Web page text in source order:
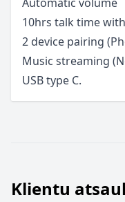
10hrs talk time
2 device pairing
Music streaming
USB type C.
Klientu